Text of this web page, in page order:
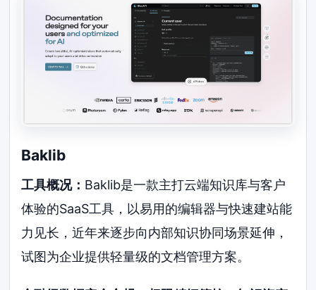
Baklib
工具概况： Baklib是一款主打云端知识库与客户
体验的SaaS工具，以易用的编辑器与快速建站能
力见长，近年来逐步向内部知识协同场景延伸，
试图为企业提供轻量级的文档管理方案。